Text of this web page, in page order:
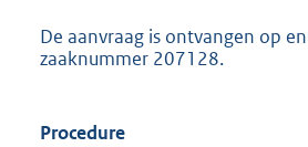
b
De aanvraag is ontvangen op
zaaknummer 207128.
Procedure